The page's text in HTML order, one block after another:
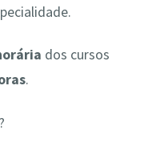
dos cursos
.